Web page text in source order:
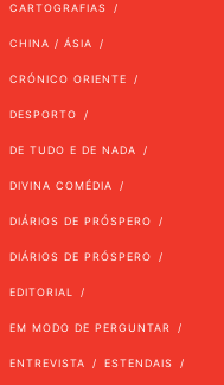
CARTOGRAFIAS
CHINA / ÁSIA
CRÓNICO ORIENTE
DESPORTO
DE TUDO E DE NADA
DIVINA COMÉDIA
DIÁRIOS DE PRÓSPERO
DIÁRIOS DE PRÓSPERO
EDITORIAL
EM MODO DE PERGUNTAR
ENTREVISTA ESTENDAIS